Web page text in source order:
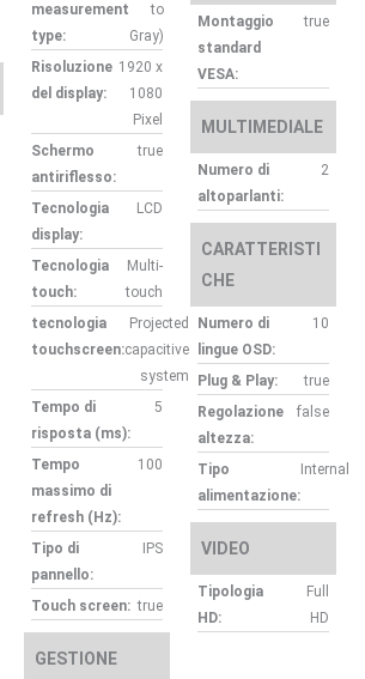
measurement
type:
to
Gray)
Risoluzione
del display:
1920 x
1080
Pixel
Schermo
antiriflesso:
true
Tecnologia
display:
LCD
Tecnologia
touch:
Multi-
touch
tecnologia
touchscreen:
Projected
capacitive
system
Tempo di
risposta (ms):
5
Tempo
massimo di
refresh (Hz):
100
Tipo di
pannello:
IPS
Touch screen: true
GESTIONE
Montaggio
standard
VESA:
true
MULTIMEDIALE
Numero di
altoparlanti:
2
CARATTERISTI
CHE
Numero di
lingue OSD:
10
Plug & Play:
true
Regolazione
altezza:
false
Tipo
alimentazione:
Internal
VIDEO
Tipologia
HD:
Full
HD